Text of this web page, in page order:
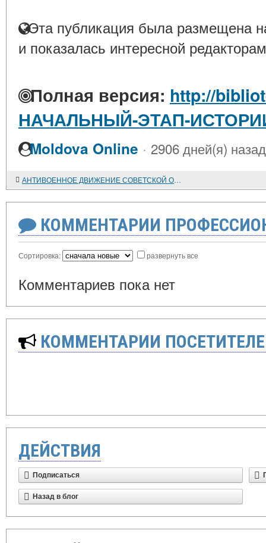
Эта публикация была размещена
и показалась интересной
Полная версия: http://
НАЧАЛЬНЫЙ-ЭТАП-
Moldova Online · 2906 дней(я) назад
АНТИВОЕННОЕ ДВИЖЕНИЕ СОВЕТСКОЙ ОБЩЕСТВЕННОСТИ
КОММЕНТАРИИ
Сортировка: развернуть все
Комментариев пока нет
КОММЕНТАРИИ
ДЕЙСТВИЯ
Подписаться
Назад в блог